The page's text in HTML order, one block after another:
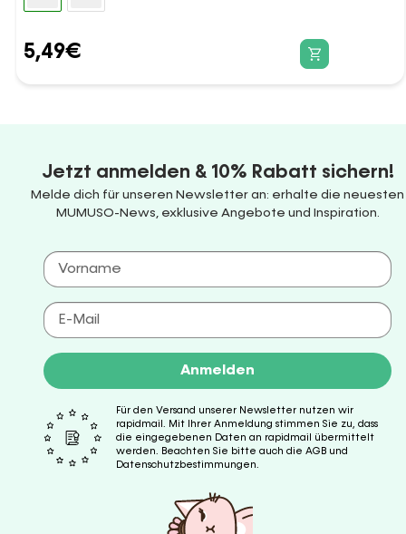
5,49€
Jetzt anmelden & 10% Rabatt sichern!
Melde dich für unseren Newsletter an: erhalte die neuesten
MUMUSO-News, exklusive Angebote und Inspiration.
Anmelden
Für den Versand unserer Newsletter nutzen wir
rapidmail. Mit Ihrer Anmeldung stimmen Sie zu, dass
die eingegebenen Daten an rapidmail übermittelt
werden. Beachten Sie bitte auch die AGB und
Datenschutzbestimmungen.